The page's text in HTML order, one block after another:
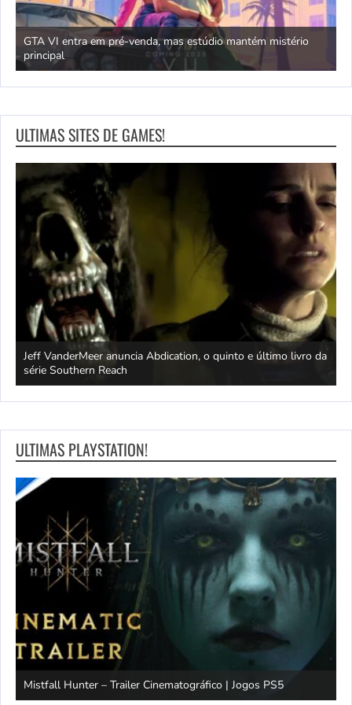
GTA VI entra em pré-venda, mas estúdio mantém mistério
principal
ULTIMAS SITES DE GAMES!
Jeff VanderMeer anuncia Abdication, o quinto e último livro da
série Southern Reach
ULTIMAS PLAYSTATION!
Mistfall Hunter – Trailer Cinematográfico | Jogos PS5